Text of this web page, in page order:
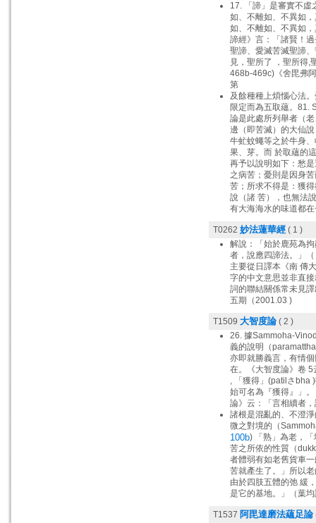
17. 「諦」是審實不虛
如、不離如、不異如
如、不離如、不異如
諦經》言：「諸賢！
聖諦、愛滅苦滅聖諦
見，聖所了 ，聖所得,
468b-469c)《舍毘弗
第
及餘種種上煩惱心法
限定而為五取蘊。81.
論是此處所列舉者（
邊（即苦滅）的大仙
牛虻蚊蠅等之於牛身
果、芽。而 於取蘊的
再予以說明如下：愁
之病苦；憂則是因身
苦；所求不得是：獲
說（諸 苦），也無法
有大海海水的味道都
T0262 妙法蓮華經 ( 1 )
解說：「始於鹿苑為
者，說應四諦法。」（
主要從日譯本《南 傳
字的中文意思並非直
詞的聯結關係常未見
五期（2001.03 )
T1509 大智度論 ( 2 )
26. 據Sammoha-
義的說明（
亦即就勝義言，有情
在。《大智度論》卷
, 「獲得」(patilさbha
始可名為『獲得』」
論》云：「言相續者
諸根是混亂的、不澄
微之對境的（
100b) 「熟」為老，
苦之所依的性質（
者體弱有如老舊貨車
苦就產生了。」所以
由於四肢五體的弛 緩
是它的基地。」（葉
T1537 阿毘達磨法蘊足論